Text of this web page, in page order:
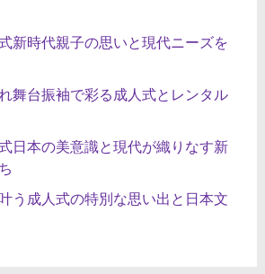
新時代親子の思いと現代ニーズを
舞台振袖で彩る成人式とレンタル
日本の美意識と現代が織りなす新
う成人式の特別な思い出と日本文